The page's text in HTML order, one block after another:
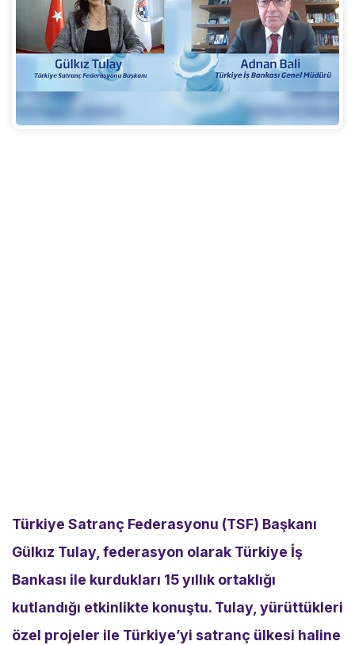
Türkiye Satranç Federasyonu (TSF) Başkanı
Gülkız Tulay, federasyon olarak Türkiye İş
Bankası ile kurdukları 15 yıllık ortaklığı
kutlandığı etkinlikte konuştu. Tulay, yürüttükleri
özel projeler ile Türkiye’yi satranç ülkesi haline